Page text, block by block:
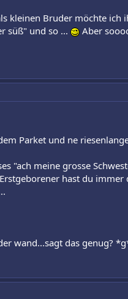
kleinen Bruder möchte ich
süß" und so ...
Aber
Parket und ne
"ach meine grosse
hast du immer
wand...sagt das genug?